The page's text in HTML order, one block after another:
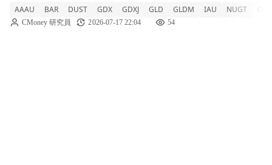
憂，整體仍錄得下跌。 AAAU +0.94% BAR
+0.94% DUST +0.39% GDX -0.11% GDXJ
AAAU BAR DUST GDX GDXJ GLD GLDM IAU NUGT
CMoney 研究員 2026-07-17 22:04 54